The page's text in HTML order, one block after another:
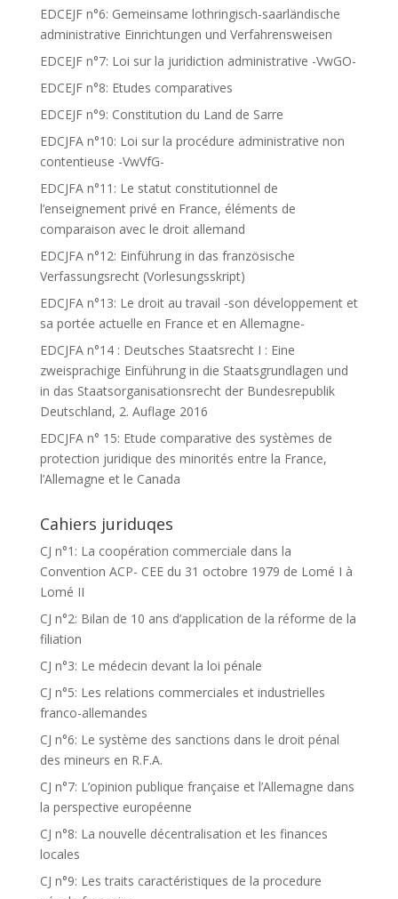
EDCEJF n°6: Gemeinsame lothringisch-saarländische
administrative Einrichtungen und Verfahrensweisen
EDCEJF n°7: Loi sur la juridiction administrative -VwGO-
EDCEJF n°8: Etudes comparatives
EDCEJF n°9: Constitution du Land de Sarre
EDCJFA n°10: Loi sur la procédure administrative non
contentieuse -VwVfG-
EDCJFA n°11: Le statut constitutionnel de
l’enseignement privé en France, éléments de
comparaison avec le droit allemand
EDCJFA n°12: Einführung in das französische
Verfassungsrecht (Vorlesungsskript)
EDCJFA n°13: Le droit au travail -son développement et
sa portée actuelle en France et en Allemagne-
EDCJFA n°14 : Deutsches Staatsrecht I : Eine
zweisprachige Einführung in die Staatsgrundlagen und
in das Staatsorganisationsrecht der Bundesrepublik
Deutschland, 2. Auflage 2016
EDCJFA n° 15: Etude comparative des systèmes de
protection juridique des minorités entre la France,
l’Allemagne et le Canada
Cahiers juriduqes
CJ n°1: La coopération commerciale dans la
Convention ACP- CEE du 31 octobre 1979 de Lomé I à
Lomé II
CJ n°2: Bilan de 10 ans d’application de la réforme de la
filiation
CJ n°3: Le médecin devant la loi pénale
CJ n°5: Les relations commerciales et industrielles
franco-allemandes
CJ n°6: Le système des sanctions dans le droit pénal
des mineurs en R.F.A.
CJ n°7: L’opinion publique française et l’Allemagne dans
la perspective européenne
CJ n°8: La nouvelle décentralisation et les finances
locales
CJ n°9: Les traits caractéristiques de la procedure